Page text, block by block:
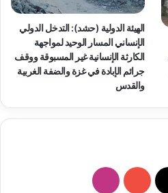
الهيئة الدولية (حشد): التدخل الدولي
الإنساني المسار الوحيد لمواجهة
الكارثة الإنسانية غير المسبوقة ووقف
جرائم الإبادة في غزة والضفة الغربية
والقدس